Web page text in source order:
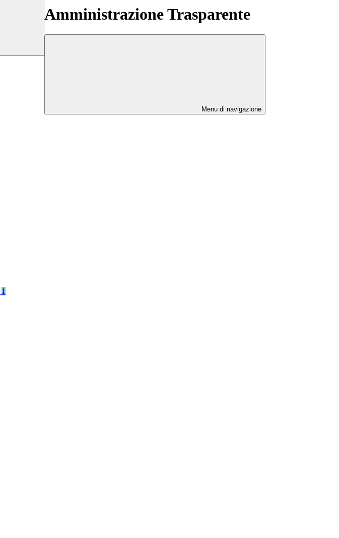
Amministrazione Trasparente
Menu di navigazione
1